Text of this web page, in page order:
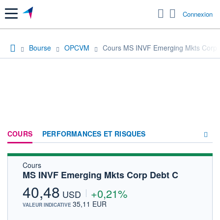
Menu Connexion
Bourse OPCVM Cours MS INVF Emerging Mkts Corp
COURS PERFORMANCES ET RISQUES
Cours
MS INVF Emerging Mkts Corp Debt C
40,48 USD +0,21%
VALEUR INDICATIVE 35,11 EUR